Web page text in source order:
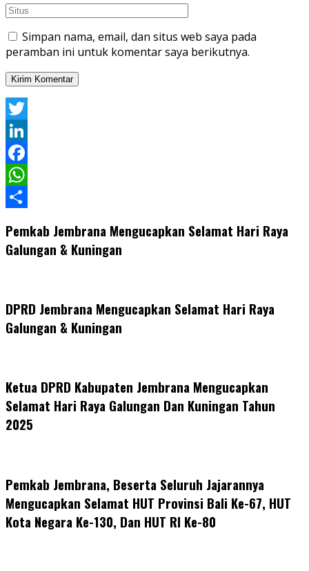
Simpan nama, email, dan situs web saya pada
peramban ini untuk komentar saya berikutnya.
Twitter
LinkedIn
Facebook
WhatsApp
Pemkab Jembrana Mengucapkan Selamat Hari Raya
Galungan & Kuningan
DPRD Jembrana Mengucapkan Selamat Hari Raya
Galungan & Kuningan
Ketua DPRD Kabupaten Jembrana Mengucapkan
Selamat Hari Raya Galungan Dan Kuningan Tahun
2025
Pemkab Jembrana, Beserta Seluruh Jajarannya
Mengucapkan Selamat HUT Provinsi Bali Ke-67, HUT
Kota Negara Ke-130, Dan HUT RI Ke-80